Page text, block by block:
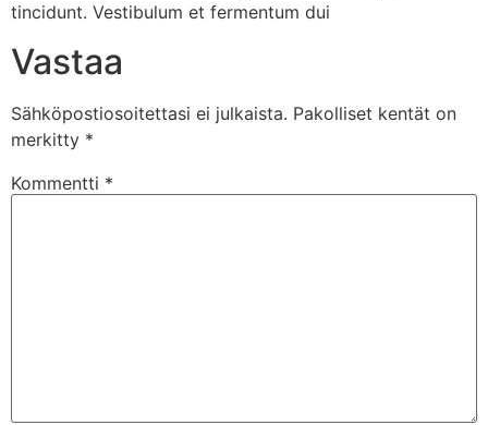
tincidunt. Vestibulum et fermentum dui
Vastaa
Sähköpostiosoitettasi ei julkaista. Pakolliset kentät on
merkitty *
Kommentti *